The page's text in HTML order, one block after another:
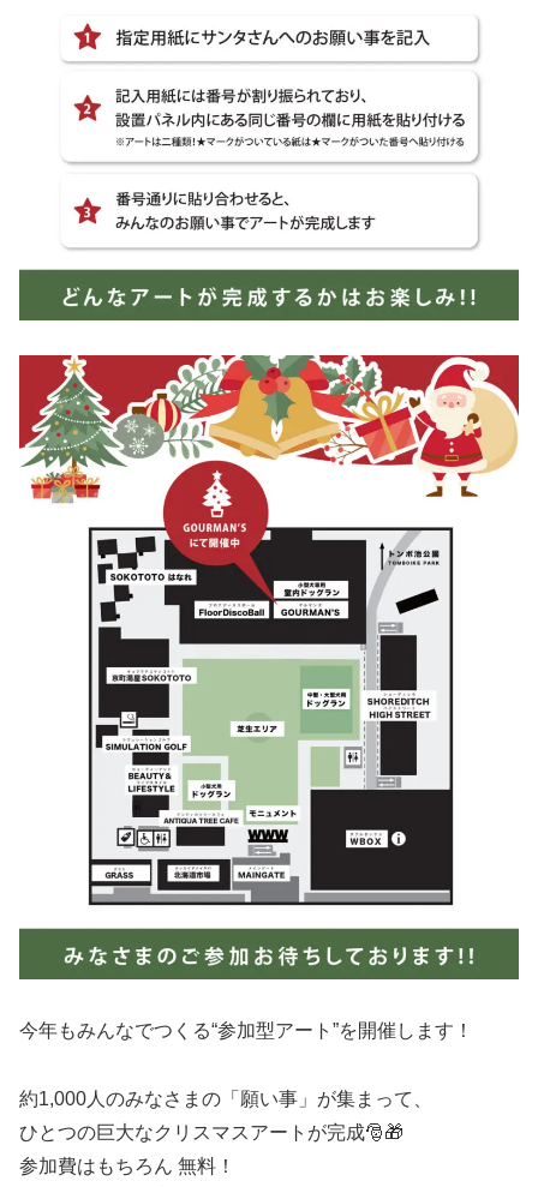
今年もみんなでつくる“参加型アート”を開催します！
約1,000人のみなさまの「願い事」が集まって、
ひとつの巨大なクリスマスアートが完成🎅🎁
参加費はもちろん 無料！